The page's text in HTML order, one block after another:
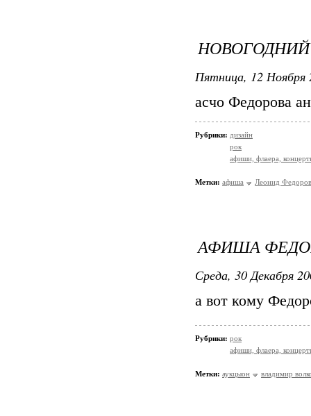
Пятница, 12 Ноября
асчо Федорова
Рубрики: дизайн
рок
афиши, флаера,
Метки: афиша Леонид Федоров
АФИША
Среда, 30 Декабря
а вот кому
Рубрики: рок
афиши, флаера,
Метки: аукцыон владимир